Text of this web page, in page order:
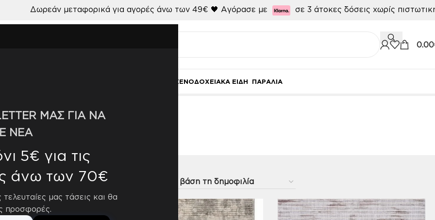
ΜΑΣ ΓΙΑ ΝΑ
ΝΕΑ
5€ για τις
άνω των 70€
μας τάσεις και θα
προσφορές.
Δωρεάν μεταφορικά για αγορές άνω των 49€ 🖤 Αγόρασε με σε 3 άτοκες δόσεις χωρίς
0.00
ΞΕΝΟΔΟΧΕΙΑΚΑ ΕΙΔΗ ΠΑΡΑΛΙΑ
9 12 18 24